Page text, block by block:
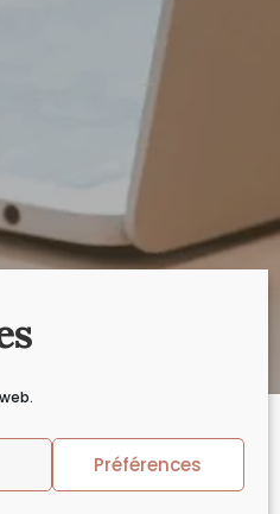
Préférences
Légales
de Cookies